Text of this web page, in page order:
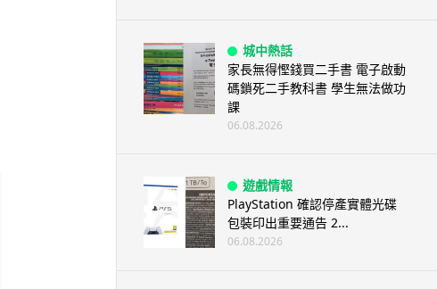
城中熱話
家長無得慳錢買二手書 電子啟動
碼鎖死二手教科書 學生無法做功
課
06.08.2026
遊戲情報
PlayStation 確認停產實體光碟
包裝印出重要通告 2...
06.08.2026